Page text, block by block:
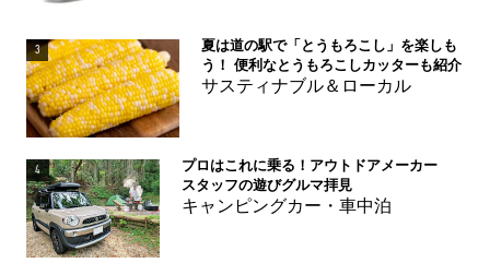
3
夏は道の駅で「とうもろこし」を楽しも
う！ 便利なとうもろこしカッターも紹介
サスティナブル＆ローカル
4
プロはこれに乗る！アウトドアメーカー
スタッフの遊びグルマ拝見
キャンピングカー・車中泊